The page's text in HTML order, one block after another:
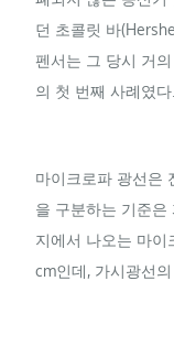
던 초콜릿 바
펜서는 그 당시 거
의 첫 번째 사례였다.
마이크로파 광선은
을 구분하는 기준은
지에서 나오는 마이
cm인데, 가시광선